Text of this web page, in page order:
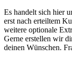
Es handelt sich hier
erst nach erteiltem
weitere optionale
Gerne erstellen wir
deinen Wünschen.